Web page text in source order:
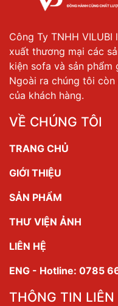
Công Ty TNHH
xuất thương mại các
kiện sofa và sản
Ngoài ra chúng tôi
của khách hàng.
VỀ CHÚNG TÔI
TRANG CHỦ
GIỚI THIỆU
SẢN PHẨM
THƯ VIỆN ẢNH
LIÊN HỆ
ENG - Hotline: 0785
THÔNG TIN LIÊN